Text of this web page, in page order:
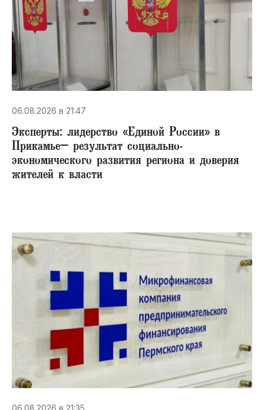
06.08.2026 в 21:47
Эксперты: лидерство «Единой России» в
Прикамье– результат социально-
экономического развития региона и доверия
жителей к власти
06.08.2026 в 21:35